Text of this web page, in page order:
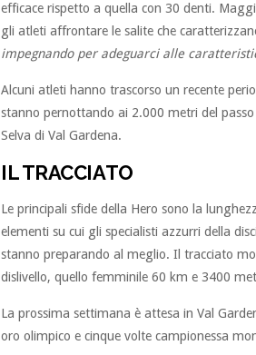
efficace rispetto a quella con 30 denti.
gli atleti affrontare le salite che
impegnando per adeguarci alle
Alcuni atleti hanno trascorso un recente
stanno pernottando ai 2.000 metri del
Selva di Val Gardena.
IL TRACCIATO
Le principali sfide della Hero sono la
elementi su cui gli specialisti azzurri della
stanno preparando al meglio. Il tracciato
dislivello, quello femminile 60 km e 3400
La prossima settimana è attesa in Val
oro olimpico e cinque volte campionessa